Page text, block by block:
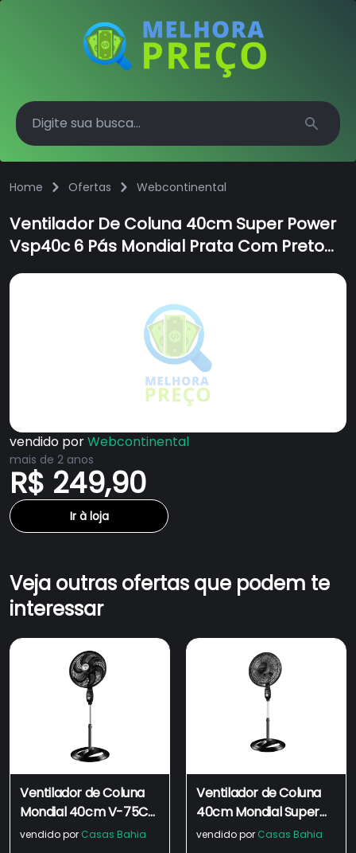
Search
Home Ofertas Webcontinental
Ventilador De Coluna 40cm Super Power
Vsp40c 6 Pás Mondial Prata Com Preto
110v
vendido porWebcontinental
mais de 2 anos
R$ 249,90
Ir à loja
Veja outras ofertas que podem te
interessar
Ventilador de Coluna
Mondial 40cm V-75C-
6P Super Power 6 Pás 3
vendido por Casas Bahia
Ventilador de Coluna
40cm Mondial Super
Power VSP40C 6 Pás 3
vendido por Casas Bahia